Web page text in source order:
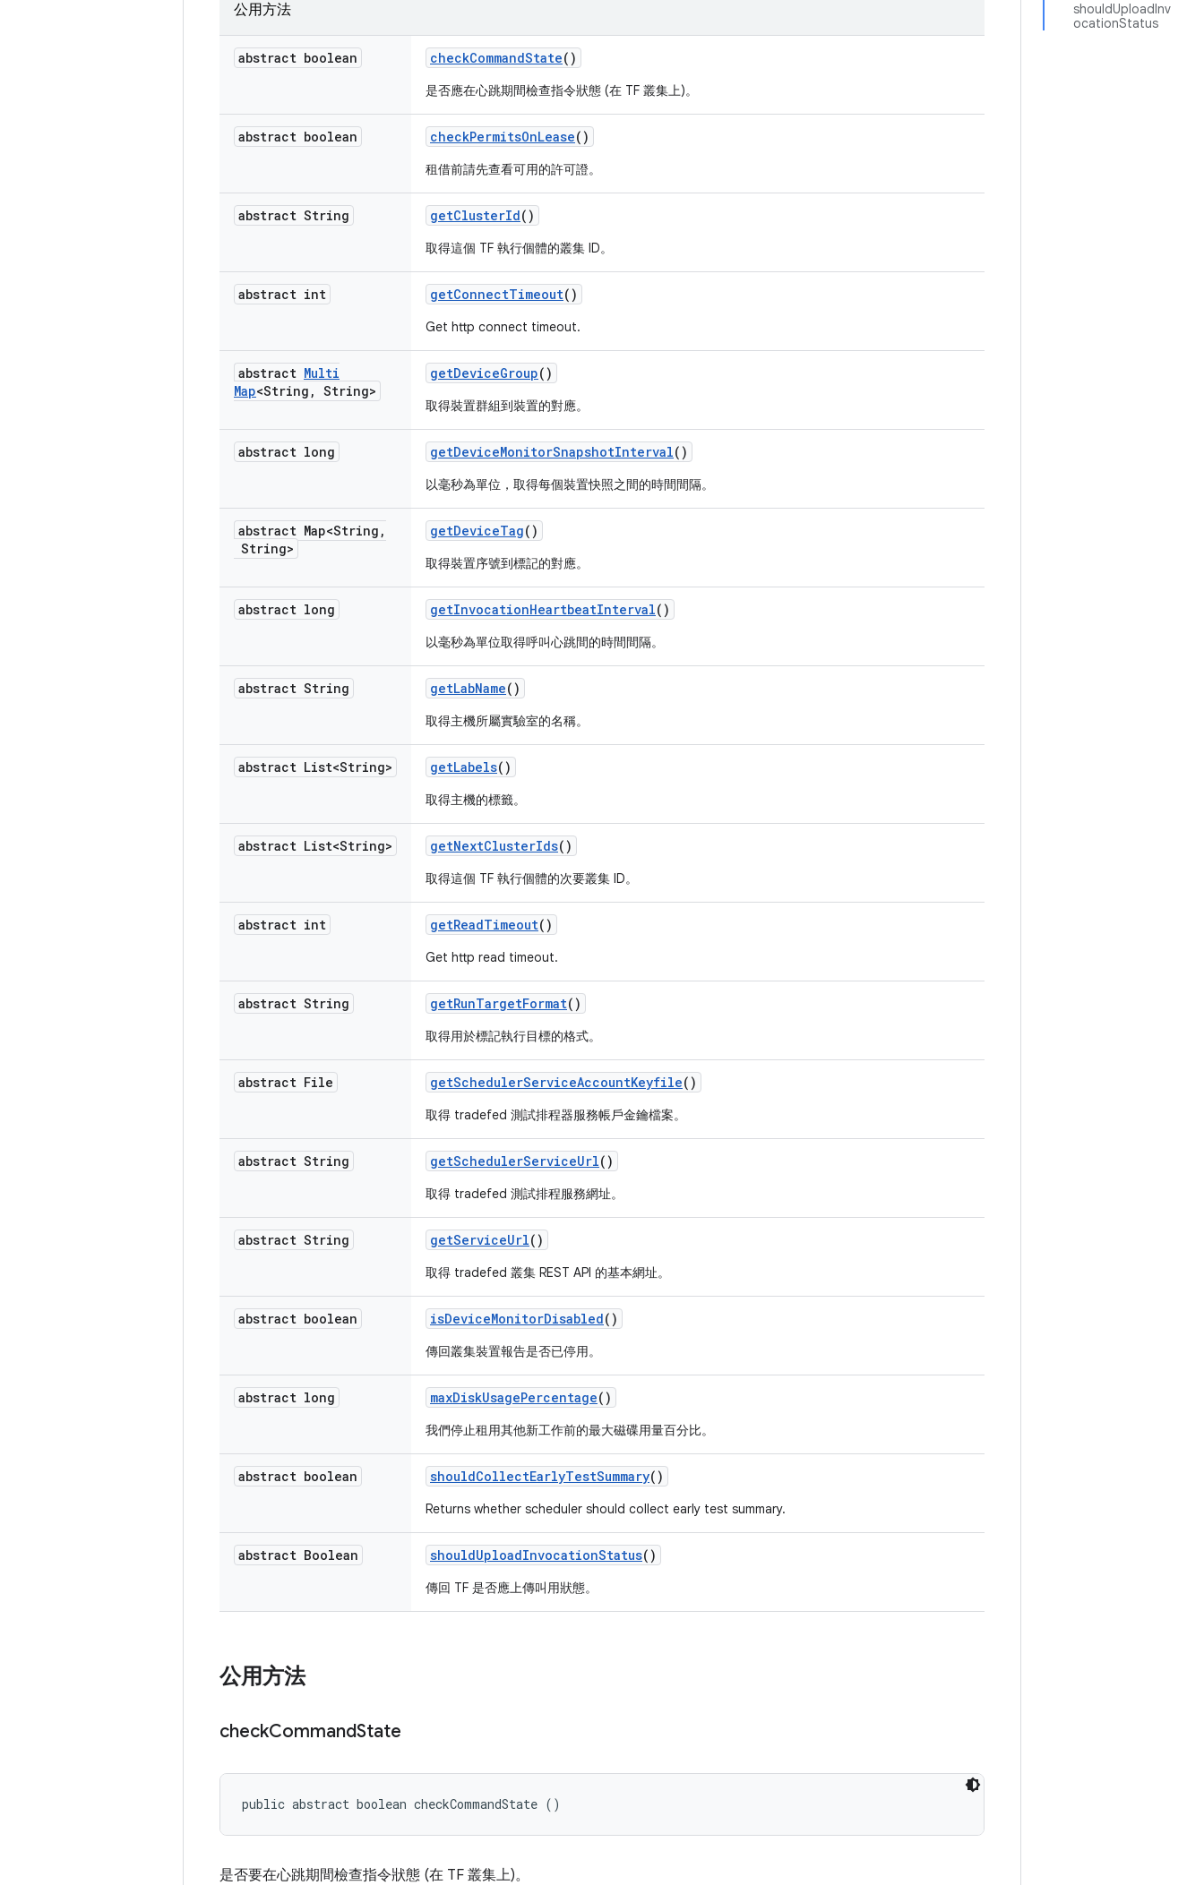
shouldUploadInv
ocationStatus
公用方法
abstract boolean checkCommandState()
是否應在心跳期間檢查指令狀態 (在 TF 叢集上)。
abstract boolean checkPermitsOnLease()
租借前請先查看可用的許可證。
abstract String getClusterId()
取得這個 TF 執行個體的叢集 ID。
abstract int getConnectTimeout()
Get http connect timeout.
abstract Multi
Map<String , String>
getDeviceGroup()
取得裝置群組到裝置的對應。
abstract long getDeviceMonitorSnapshotInterval()
以毫秒為單位，取得每個裝置快照之間的時間間隔。
abstract Map<String ,
String>
getDeviceTag()
取得裝置序號到標記的對應。
abstract long getInvocationHeartbeatInterval()
以毫秒為單位取得呼叫心跳間的時間間隔。
abstract String getLabName()
取得主機所屬實驗室的名稱。
abstract List<String> getLabels()
取得主機的標籤。
abstract List<String> getNextClusterIds()
取得這個 TF 執行個體的次要叢集 ID。
abstract int getReadTimeout()
Get http read timeout.
abstract String getRunTargetFormat()
取得用於標記執行目標的格式。
abstract File getSchedulerServiceAccountKeyfile()
取得 tradefed 測試排程器服務帳戶金鑰檔案。
abstract String getSchedulerServiceUrl()
取得 tradefed 測試排程服務網址。
abstract String getServiceUrl()
取得 tradefed 叢集 REST API 的基本網址。
abstract boolean isDeviceMonitorDisabled()
傳回叢集裝置報告是否已停用。
abstract long maxDiskUsagePercentage()
我們停止租用其他新工作前的最大磁碟用量百分比。
abstract boolean shouldCollectEarlyTestSummary()
Returns whether scheduler should collect early test summary.
abstract Boolean shouldUploadInvocationStatus()
傳回 TF 是否應上傳叫用狀態。
公用方法
checkCommandState
public abstract boolean checkCommandState ()
是否要在心跳期間檢查指令狀態 (在 TF 叢集上)。